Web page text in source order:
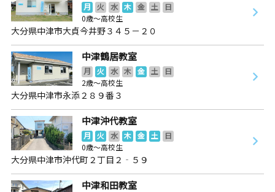
月 火 水 木 金 土
日
0歳～高校生
大分県中津市大貞今井野３４５－２０
中津鶴居教室
月 火 水 木 金 土
日
2歳～高校生
大分県中津市永添２８９番３
中津沖代教室
月 火 水 木 金 土
日
0歳～高校生
大分県中津市沖代町２丁目２‐５９
中津和田教室